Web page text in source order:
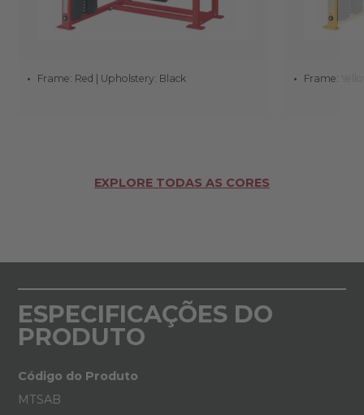
Frame: Red | Upholstery: Black Frame:
EXPLORE TODAS AS CORES
ESPECIFICAÇÕES DO
PRODUTO
Código do Produto
MTSAB